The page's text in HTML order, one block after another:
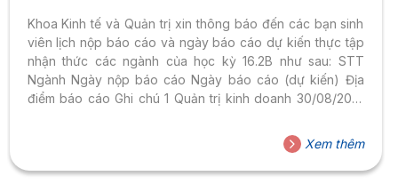
Khoa Kinh tế và Quản trị xin thông báo đến các bạn sinh
viên lịch nộp báo cáo và ngày báo cáo dự kiến thực tập
nhận thức các ngành của học kỳ 16.2B như sau: STT
Ngành Ngày nộp báo cáo Ngày báo cáo (dự kiến) Địa
điểm báo cáo Ghi chú 1 Quản trị kinh doanh 30/08/2017
Quang Trung SV nộp báo cáo tại VP Khoa CS02, Quang
Trung, Phòng A.105 Sáng: 8h đến 11h Chiều: 13h đến 16h 2
Quản trị nhân lực 30/08/2017 3 Kinh...
Xem thêm